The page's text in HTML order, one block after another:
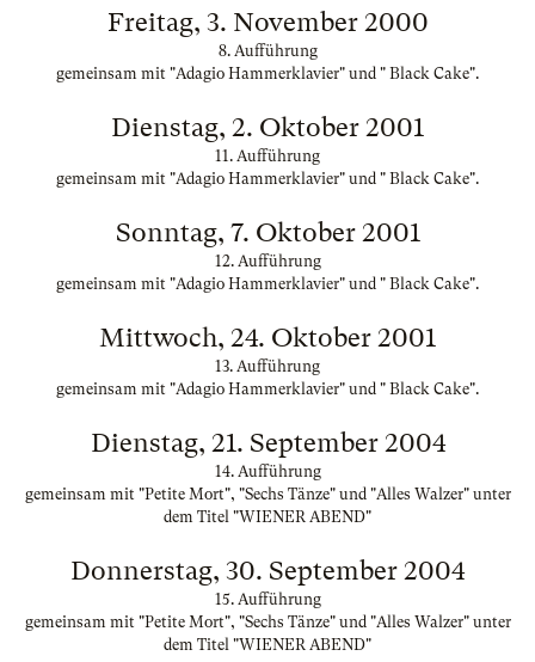
Freitag, 3. November 2000
8. Aufführung
gemeinsam mit "Adagio Hammerklavier" und " Black Cake".
Dienstag, 2. Oktober 2001
11. Aufführung
gemeinsam mit "Adagio Hammerklavier" und " Black Cake".
Sonntag, 7. Oktober 2001
12. Aufführung
gemeinsam mit "Adagio Hammerklavier" und " Black Cake".
Mittwoch, 24. Oktober 2001
13. Aufführung
gemeinsam mit "Adagio Hammerklavier" und " Black Cake".
Dienstag, 21. September 2004
14. Aufführung
gemeinsam mit "Petite Mort", "Sechs Tänze" und "Alles Walzer" unter
dem Titel "WIENER ABEND"
Donnerstag, 30. September 2004
15. Aufführung
gemeinsam mit "Petite Mort", "Sechs Tänze" und "Alles Walzer" unter
dem Titel "WIENER ABEND"